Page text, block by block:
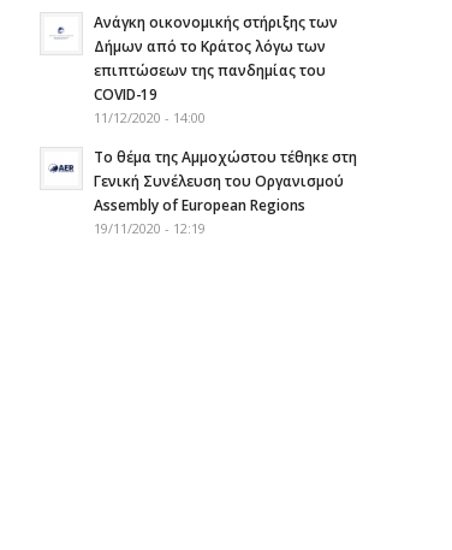
Ανάγκη οικονομικής στήριξης των
Δήμων από το Κράτος λόγω των
επιπτώσεων της πανδημίας του
COVID-19
11/12/2020 - 14:00
Το θέμα της Αμμοχώστου τέθηκε στη
Γενική Συνέλευση του Οργανισμού
Assembly of European Regions
19/11/2020 - 12:19